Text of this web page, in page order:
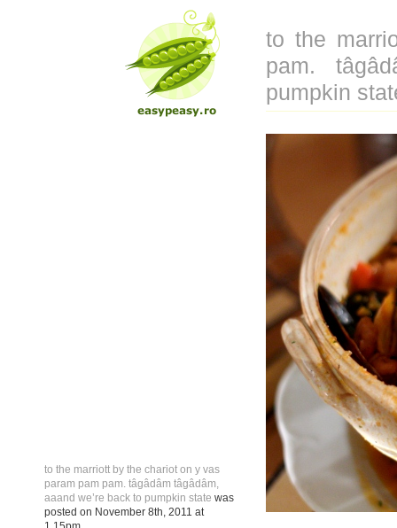
to the marriott by the chariot on y vas
param pam pam. tâgâdâm tâgâdâm,
aaand we’re back to pumpkin state was
posted on November 8th, 2011 at
to the
pam.
pumpkin